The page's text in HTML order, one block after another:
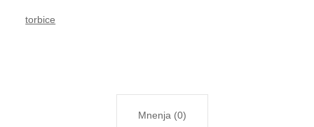
torbice
Mnenja (0)